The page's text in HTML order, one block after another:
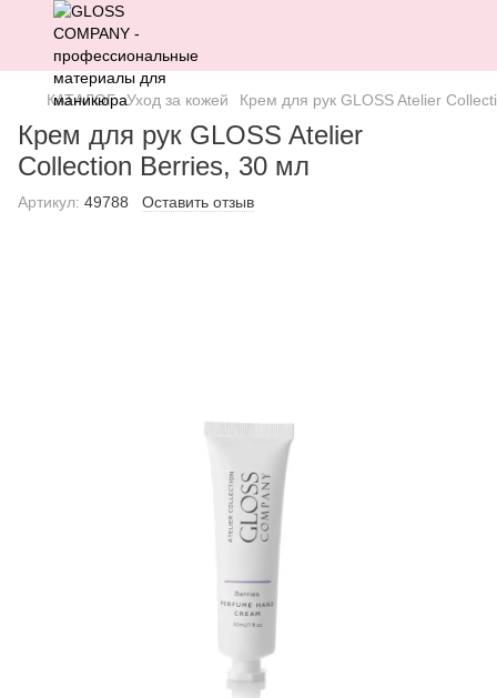
КАТАЛОГ Уход за кожей Крем для рук GLOSS Atelier
Крем для рук GLOSS Atelier
Collection Berries, 30 мл
Артикул: 49788 Оставить отзыв